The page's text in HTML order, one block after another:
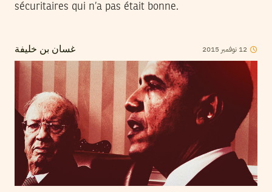
sécuritaires qui n’a pas était bonne.
غسان بن خليفة 12 نوفمبر 2015